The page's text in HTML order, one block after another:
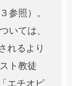
参照）。
いては、
れるより
ト教徒